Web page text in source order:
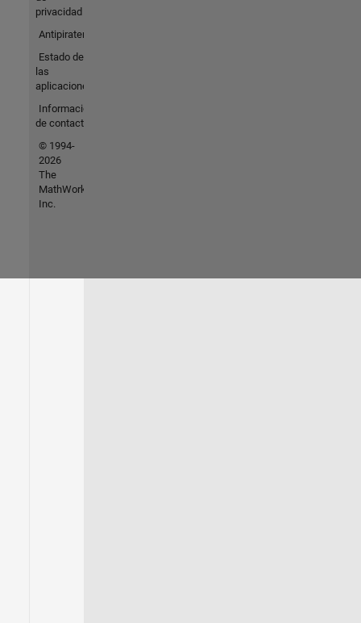
privacidad
Antipiratería
Estado de
las
aplicaciones
Información
de contacto
© 1994-
2026
The
MathWorks,
Inc.